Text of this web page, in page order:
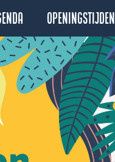
Openingstijden